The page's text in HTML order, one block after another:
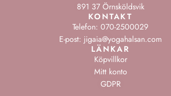
891 37 Örnsköldsvik
KONTAKT
Telefon: 070-2500029
E-post: jigaia@yogahalsan.com
LÄNKAR
Köpvillkor
Mitt konto
GDPR